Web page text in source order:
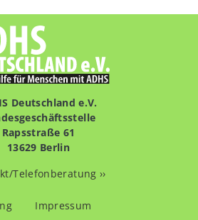
Deutschland e.V.
Rapsstraße 61
13629 Berlin
Telefonberatung ››
Impressum